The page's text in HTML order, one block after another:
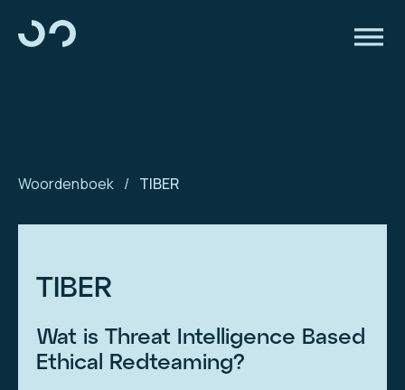
Woordenboek / TIBER
TIBER
Wat is Threat Intelligence Based
Ethical Redteaming?